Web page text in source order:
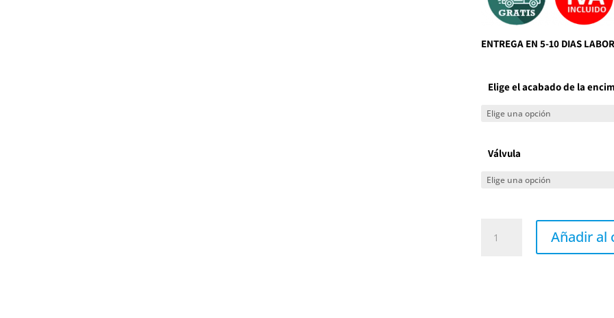
ENTREGA EN 5-10 DIAS
Elige el acabado de la
Válvula
con
faldón Añadir al